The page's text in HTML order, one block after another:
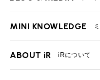
必要書類
最近の修理実績
TOP
User's Voice 購
MINI KNOWLEDGE
TOP
ABOUT iR iRについて